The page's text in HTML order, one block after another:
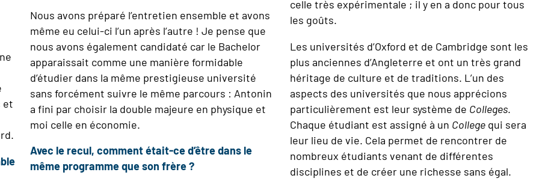
et
Nous avons préparé l’entretien ensemble et avons
même eu celui-ci l’un après l’autre ! Je pense que
nous avons également candidaté car le Bachelor
apparaissait comme une manière formidable
d’étudier dans la même prestigieuse université
sans forcément suivre le même parcours : Antonin
a fini par choisir la double majeure en physique et
moi celle en économie.
Avec le recul, comment était-ce d’être dans le
même programme que son frère ?
celle très expérimentale ; il y en a donc pour tous
les goûts.
Les universités d’Oxford et de Cambridge sont les
plus anciennes d’Angleterre et ont un très grand
héritage de culture et de traditions. L’un des
aspects des universités que nous apprécions
particulièrement est leur système de Colleges.
Chaque étudiant est assigné à un Collegequi sera
leur lieu de vie. Cela permet de rencontrer de
nombreux étudiants venant de différentes
disciplines et de créer une richesse sans égal.